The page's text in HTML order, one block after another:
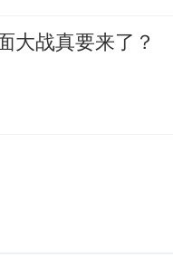
大战真要来了？